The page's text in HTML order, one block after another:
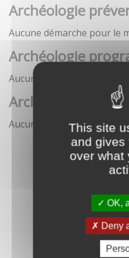
This site
and gives
over what
OK,
Deny
Archéologie
Aucune démarche pour le
Archéologie
Aucune démarche pour le
Archéologie sous-
Aucune démarche pour le